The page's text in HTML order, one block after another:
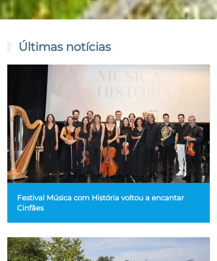
Últimas notícias
Festival Música com História voltou a encantar
Cinfães